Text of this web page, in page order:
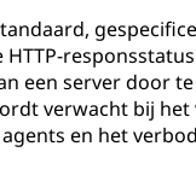
een server door
verwacht bij
en het